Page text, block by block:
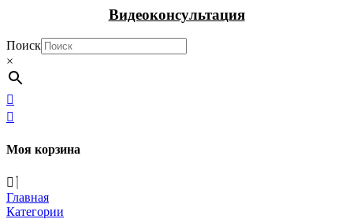
Видеоконсультация
Поиск
×
Моя корзина
Главная
Категории